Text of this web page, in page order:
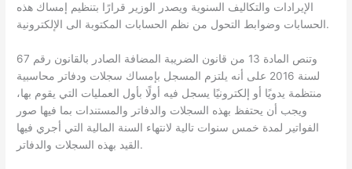
الإيرادات والتكاليف السنوية ويصدر الوزير قرارًا بتنظيم إمساك هذه
الحسابات وضوابط التحول من نظم الحسابات المكتوبة الى الإلكترونية.
وتنص المادة 13 من قانون الضريبة المضافة الصادر بالقانون رقم 67
لسنة 2016 على أنه يلتزم المسجل بإمساك سجلات ودفاتر محاسبية
منتظمة يدويًا أو إلكترونيًا يسجل فيه أولًا بأول العمليات التي يقوم بها،
ويجب أن يحتفظ بهذه السجلات والدفاتر والمستندات بما فيها صور
الفواتير لمدة خمس سنوات تالية لانتهاء السنة المالية التي أجري فيها
القيد بهذه السجلات والدفاتر.